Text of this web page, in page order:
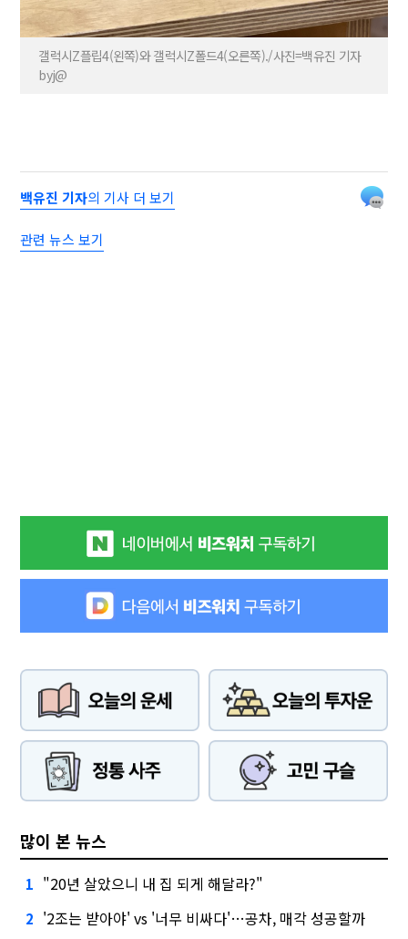
갤럭시Z플립4(왼쪽)와 갤럭시Z폴드4(오른쪽)./사진=백유진 기자
byj@
백유진 기자의 기사 더 보기
관련 뉴스 보기
많이 본 뉴스
1 "20년 살았으니 내 집 되게 해달라?"
2 '2조는 받아야' vs '너무 비싸다'…공차, 매각 성공할까